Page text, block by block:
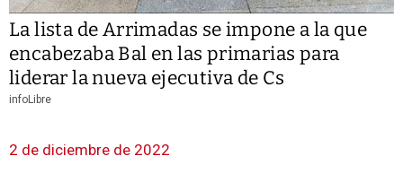
La lista de Arrimadas se impone a la que
encabezaba Bal en las primarias para
liderar la nueva ejecutiva de Cs
infoLibre
2 de diciembre de 2022